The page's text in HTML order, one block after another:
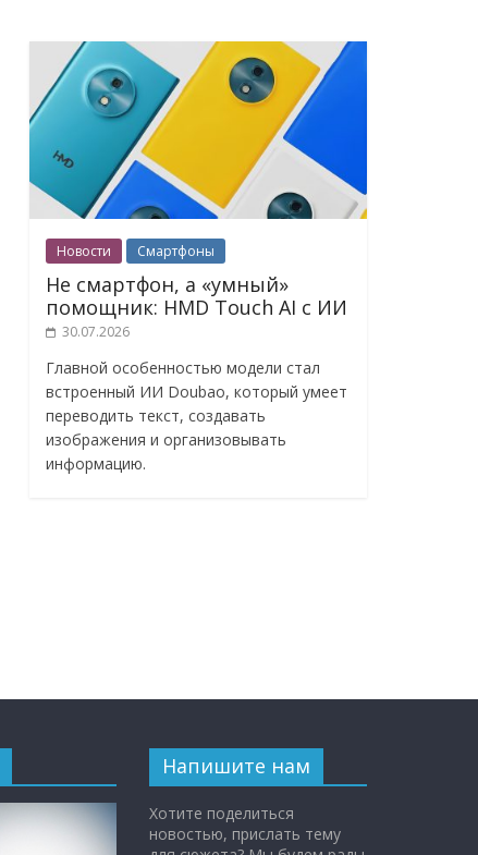
Новости Смартфоны
Не смартфон, а «умный»
помощник: HMD Touch AI с ИИ
30.07.2026
Главной особенностью модели стал
встроенный ИИ Doubao, который умеет
переводить текст, создавать
изображения и организовывать
информацию.
Напишите нам
Хотите поделиться
новостью, прислать тему